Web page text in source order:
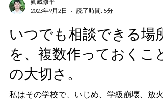
2023年9月2日
読了時間: 5分
いつでも相談できる場所
を、複数作っておくこと
の大切さ。